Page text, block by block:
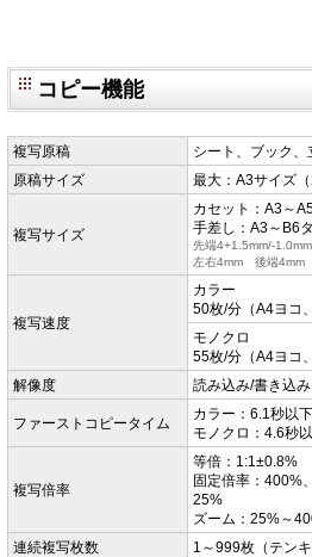
コピー機能
複写原稿
シート、ブック、
原稿サイズ
最大：A3サイズ
複写サイズ
カセット：A3～
手差し：A3～B6
先端4+1.5mm/-1.0mm
左右4mm 後端4mm
複写速度
カラー
50枚/分（A4ヨコ
モノクロ
55枚/分（A4ヨコ
解像度
読み込み/書き込
ファーストコピータイム
カラー：6.1秒以
モノクロ：4.6秒
複写倍率
等倍：1:1±0.8%
固定倍率：400%
25%
ズーム：25%～
連続複写枚数
1～999枚（テン